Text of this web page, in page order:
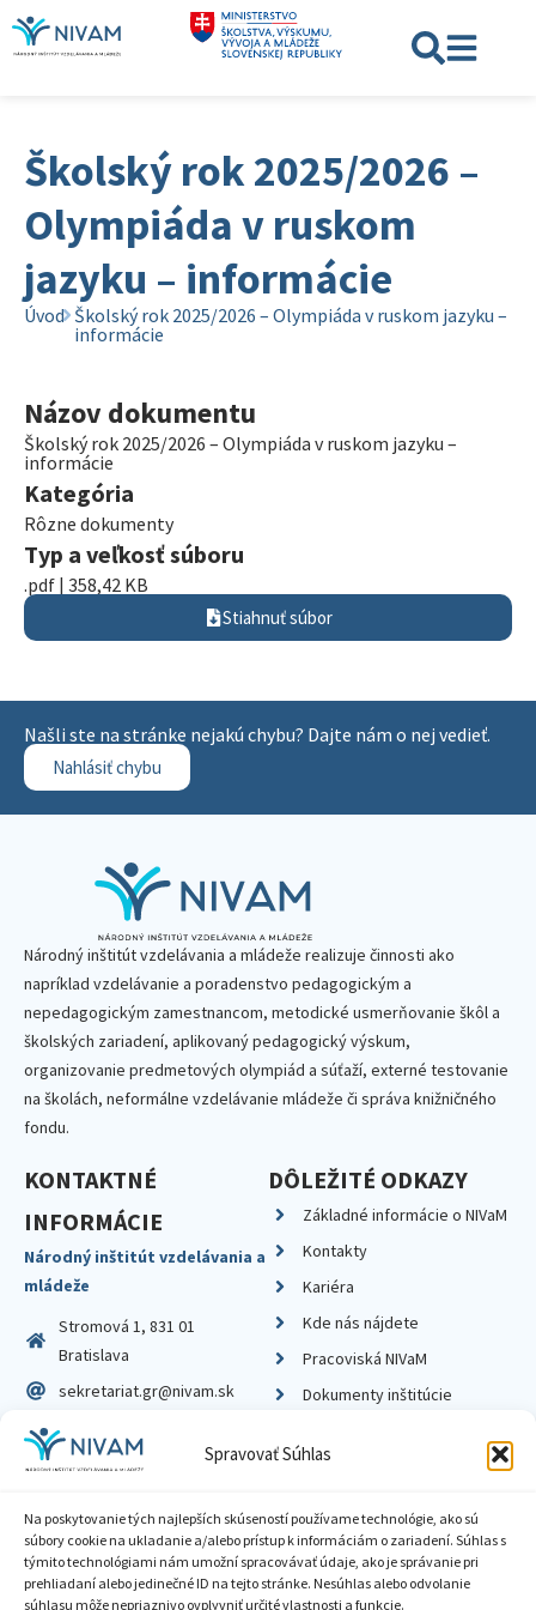
Spravovať Súhlas
Na poskytovanie tých najlepších skúseností používame technológie, ako sú
súbory cookie na ukladanie a/alebo prístup k informáciám o zariadení. Súhlas s
týmito technológiami nám umožní spracovávať údaje, ako je správanie pri
prehliadaní alebo jedinečné ID na tejto stránke. Nesúhlas alebo odvolanie
súhlasu môže nepriaznivo ovplyvniť určité vlastnosti a funkcie.
Školský rok 2025/2026 –
Olympiáda v ruskom
jazyku – informácie
Úvod Školský rok 2025/2026 – Olympiáda v ruskom jazyku –
informácie
Názov dokumentu
Školský rok 2025/2026 – Olympiáda v ruskom jazyku –
informácie
Kategória
Rôzne dokumenty
Typ a veľkosť súboru
.pdf | 358,42 KB
Stiahnuť súbor
Našli ste na stránke nejakú chybu? Dajte nám o nej vedieť.
Nahlásiť chybu
Národný inštitút vzdelávania a mládeže realizuje činnosti ako
napríklad vzdelávanie a poradenstvo pedagogickým a
nepedagogickým zamestnancom, metodické usmerňovanie škôl a
školských zariadení, aplikovaný pedagogický výskum,
organizovanie predmetových olympiád a súťaží, externé testovanie
na školách, neformálne vzdelávanie mládeže či správa knižničného
fondu.
KONTAKTNÉ
INFORMÁCIE
Národný inštitút vzdelávania a
mládeže
Stromová 1, 831 01
Bratislava
sekretariat.gr@nivam.sk
IČO: 00164348
DIČ: 2020798714
DÔLEŽITÉ ODKAZY
Základné informácie o NIVaM
Kontakty
Kariéra
Kde nás nájdete
Pracoviská NIVaM
Dokumenty inštitúcie
Zásady ochrany súkromia